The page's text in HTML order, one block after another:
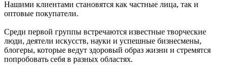
Нашими клиентами становятся как частные лица, так и
оптовые покупатели.
Среди первой группы встречаются известные творческие
люди, деятели искусств, науки и успешные бизнесмены,
блогеры, которые ведут здоровый образ жизни и стремятся
попробовать себя в разных областях.